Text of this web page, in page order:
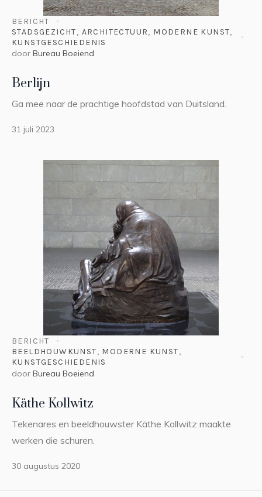
BERICHT
STADSGEZICHT, ARCHITECTUUR, MODERNE KUNST,
KUNSTGESCHIEDENIS
door Bureau Boeiend
Berlijn
Ga mee naar de prachtige hoofdstad van Duitsland.
31 juli 2023
BERICHT
BEELDHOUWKUNST, MODERNE KUNST,
KUNSTGESCHIEDENIS
door Bureau Boeiend
Käthe Kollwitz
Tekenares en beeldhouwster Käthe Kollwitz maakte
werken die schuren.
30 augustus 2020